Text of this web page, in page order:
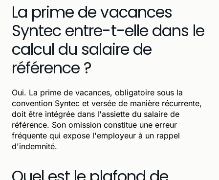
La prime de vacances
Syntec entre-t-elle dans le
calcul du salaire de
référence ?
Oui. La prime de vacances, obligatoire sous la
convention Syntec et versée de manière récurrente,
doit être intégrée dans l'assiette du salaire de
référence. Son omission constitue une erreur
fréquente qui expose l'employeur à un rappel
d'indemnité.